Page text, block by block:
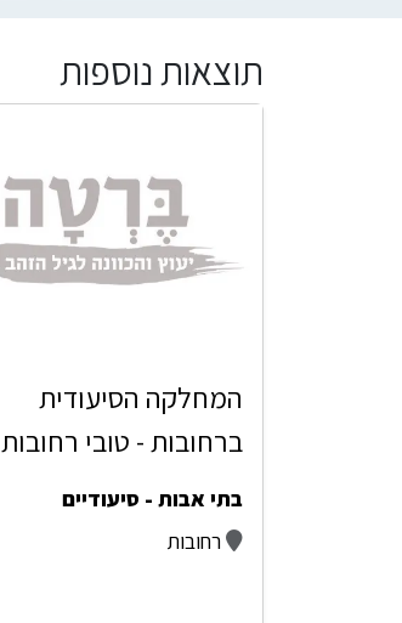
תוצאות נוספות
המחלקה הסיעודית
ברחובות - טובי רחובות
בתי אבות - סיעודיים
רחובות